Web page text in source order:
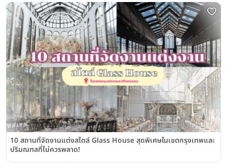
10 สถานที่จัดงานแต่งสไตล์ Glass House สุดพิเศษในเขตกรุงเทพและ
ปริมณฑลที่ไม่ควรพลาด!